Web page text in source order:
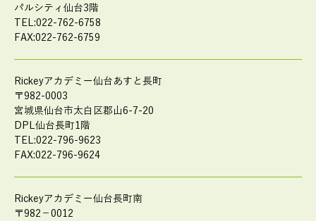
パルシティ仙台3階
TEL:022-762-6758
FAX:022-762-6759
Rickeyアカデミー仙台あすと長町
〒982-0003
宮城県仙台市太白区郡山6-7-20
DPL仙台長町1階
TEL:022-796-9623
FAX:022-796-9624
Rickeyアカデミー仙台長町南
〒982－0012